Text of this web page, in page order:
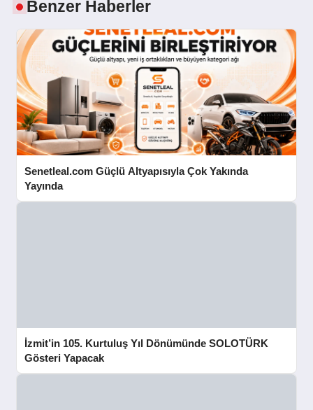
Benzer Haberler
Senetleal.com Güçlü Altyapısıyla Çok Yakında
Yayında
İzmit’in 105. Kurtuluş Yıl Dönümünde SOLOTÜRK
Gösteri Yapacak